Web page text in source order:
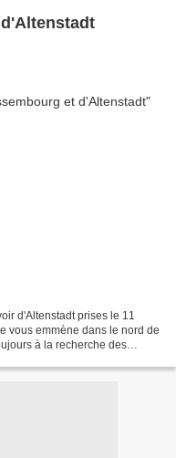
d'Altenstadt prises le 11
vous emmène dans le nord de
à la recherche des